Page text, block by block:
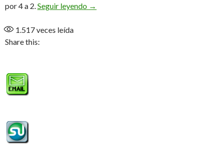
por 4 a 2.Seguir leyendo Vai embora (Ahora vete)
→
1.517veces leída
Share this: